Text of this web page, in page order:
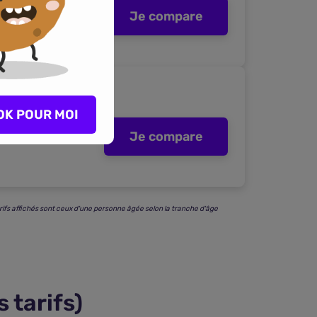
affichés sont ceux d'une personne âgée selon la tranche d'âge
69 €/mois Je compare
70 €/mois Je compare
tarifs)
POUR MOI